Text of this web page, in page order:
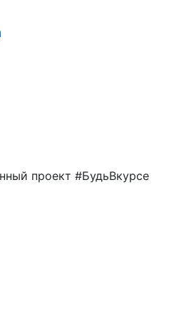
проект #БудьВкурсе